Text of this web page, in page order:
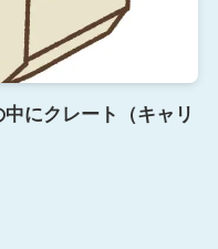
中にクレート（キャリ